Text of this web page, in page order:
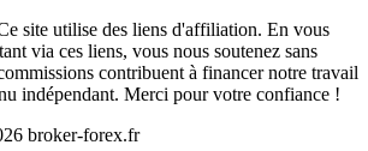
site utilise des liens d'affiliation. En vous
via ces liens, vous nous soutenez sans
contribuent à financer notre travail
indépendant. Merci pour votre confiance !
broker-forex.fr